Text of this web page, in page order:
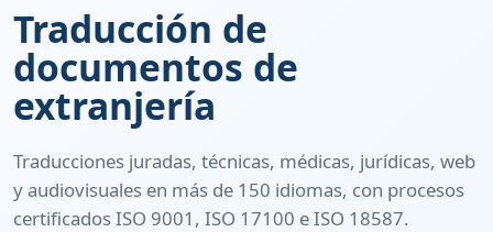
Traducción de
documentos de
extranjería
Traducciones juradas, técnicas, médicas, jurídicas, web
y audiovisuales en más de 150 idiomas, con procesos
certificados ISO 9001, ISO 17100 e ISO 18587.